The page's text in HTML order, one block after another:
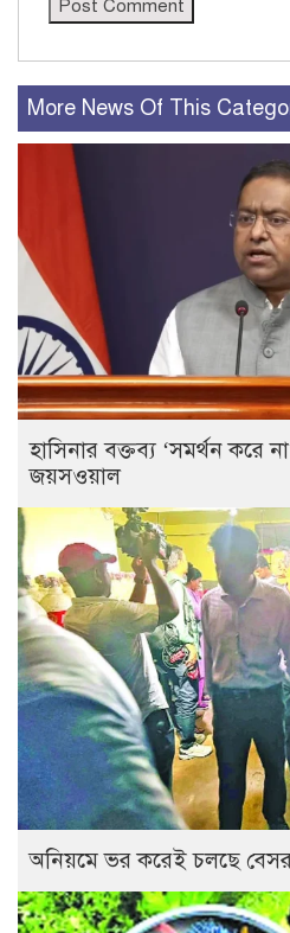
More News Of This
হাসিনার বক্তব্য ‘সমর্থন করে
জয়সওয়াল
অনিয়মে ভর করেই চলছে